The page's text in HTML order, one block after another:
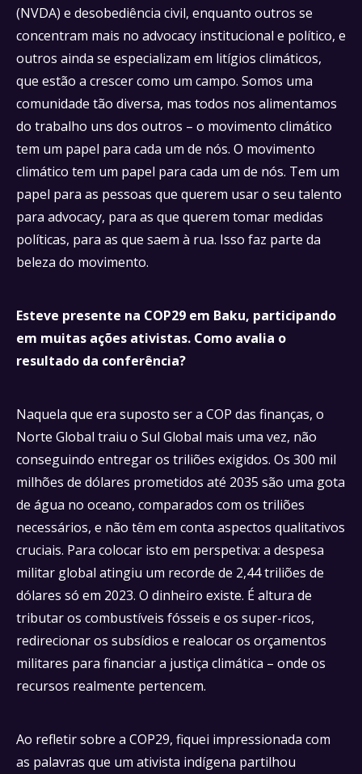
(NVDA) e desobediência civil, enquanto outros se
concentram mais no advocacy institucional e político, e
outros ainda se especializam em litígios climáticos,
que estão a crescer como um campo. Somos uma
comunidade tão diversa, mas todos nos alimentamos
do trabalho uns dos outros – o movimento climático
tem um papel para cada um de nós. O movimento
climático tem um papel para cada um de nós. Tem um
papel para as pessoas que querem usar o seu talento
para advocacy, para as que querem tomar medidas
políticas, para as que saem à rua. Isso faz parte da
beleza do movimento.
Esteve presente na COP29 em Baku, participando
em muitas ações ativistas. Como avalia o
resultado da conferência?
Naquela que era suposto ser a COP das finanças, o
Norte Global traiu o Sul Global mais uma vez, não
conseguindo entregar os triliões exigidos. Os 300 mil
milhões de dólares prometidos até 2035 são uma gota
de água no oceano, comparados com os triliões
necessários, e não têm em conta aspectos qualitativos
cruciais. Para colocar isto em perspetiva: a despesa
militar global atingiu um recorde de 2,44 triliões de
dólares só em 2023. O dinheiro existe. É altura de
tributar os combustíveis fósseis e os super-ricos,
redirecionar os subsídios e realocar os orçamentos
militares para financiar a justiça climática – onde os
recursos realmente pertencem.
Ao refletir sobre a COP29, fiquei impressionada com
as palavras que um ativista indígena partilhou